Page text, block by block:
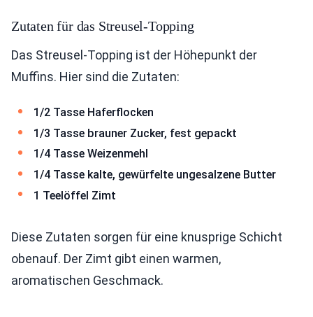
Zutaten für das Streusel-Topping
Das Streusel-Topping ist der Höhepunkt der
Muffins. Hier sind die Zutaten:
1/2 Tasse Haferflocken
1/3 Tasse brauner Zucker, fest gepackt
1/4 Tasse Weizenmehl
1/4 Tasse kalte, gewürfelte ungesalzene Butter
1 Teelöffel Zimt
Diese Zutaten sorgen für eine knusprige Schicht
obenauf. Der Zimt gibt einen warmen,
aromatischen Geschmack.